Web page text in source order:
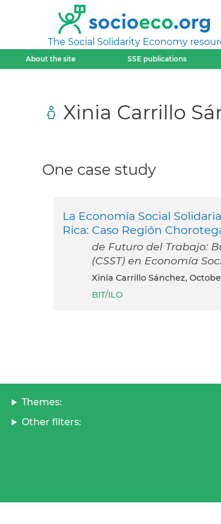
The Social Solidarity Economy
About the site SSE publications
Xinia Carrillo
One case study
La Economía Social
Rica: Caso Región
de Futuro del Trabajo:
(CSST) en Economía
Xinia Carrillo Sánchez,
BIT/ILO
Themes:
Other filters: